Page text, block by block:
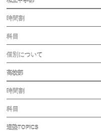
時間割
科目
個別について
高校部
時間割
科目
適塾TOPICS